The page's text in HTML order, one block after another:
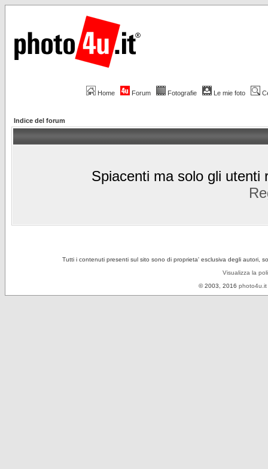
Home Forum Fotografie Le mie foto
Indice del forum
Spiacenti ma solo gli utenti
Tutti i contenuti presenti sul sito sono di proprieta' esclusiva degli autori,
Visualizza la
© 2003, 2016 photo4u.it